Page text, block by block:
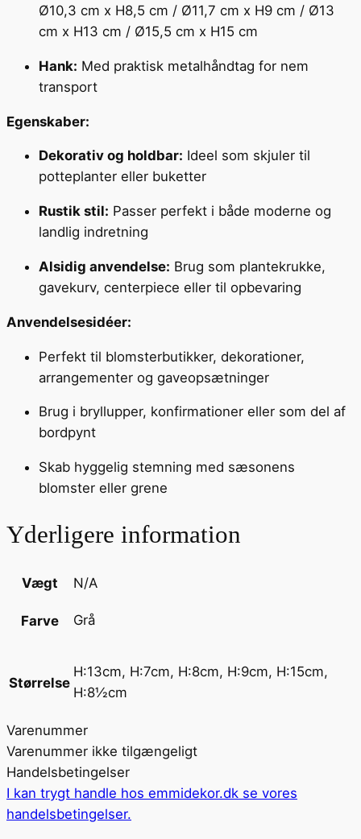
Ø10,3 cm x H8,5 cm / Ø11,7 cm x H9 cm / Ø13
cm x H13 cm / Ø15,5 cm x H15 cm
Hank: Med praktisk metalhåndtag for nem
transport
Egenskaber:
Dekorativ og holdbar: Ideel som skjuler til
potteplanter eller buketter
Rustik stil: Passer perfekt i både moderne og
landlig indretning
Alsidig anvendelse: Brug som plantekrukke,
gavekurv, centerpiece eller til opbevaring
Anvendelsesidéer:
Perfekt til blomsterbutikker, dekorationer,
arrangementer og gaveopsætninger
Brug i bryllupper, konfirmationer eller som del af
bordpynt
Skab hyggelig stemning med sæsonens
blomster eller grene
Yderligere information
Vægt N/A
Farve Grå
Størrelse
H:13cm, H:7cm, H:8cm, H:9cm, H:15cm,
H:8½cm
Varenummer
Varenummer ikke tilgængeligt
Handelsbetingelser
I kan trygt handle hos emmidekor.dk se vores
handelsbetingelser.